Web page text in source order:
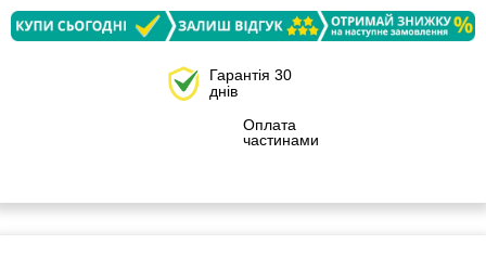
Гарантія 30
днів
Оплата
частинами